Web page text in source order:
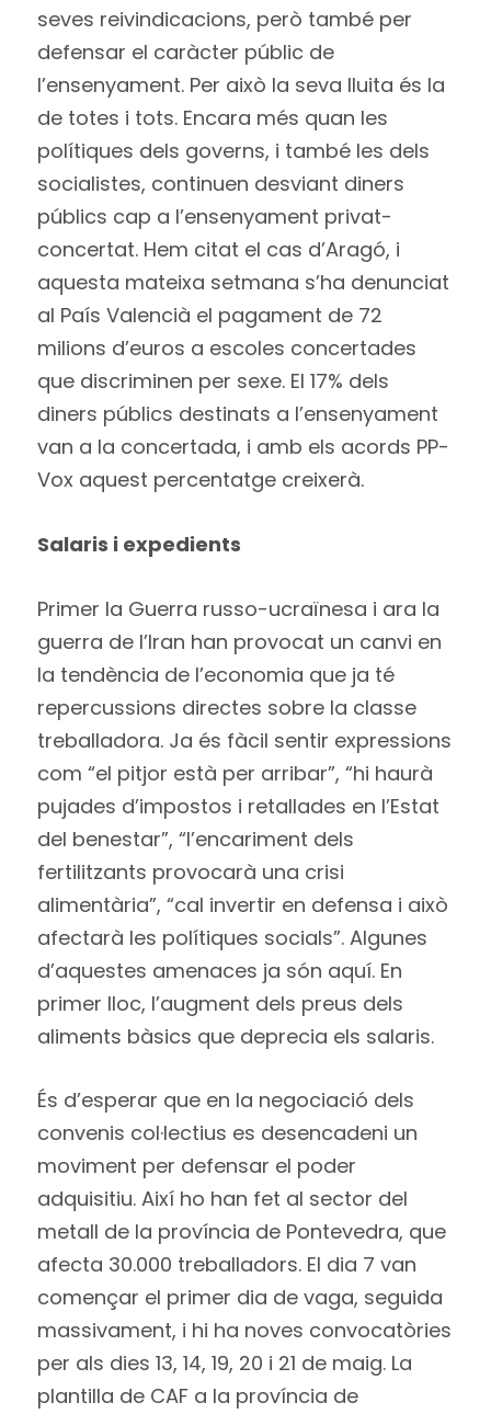
seves reivindicacions, però també per
defensar el caràcter públic de
l’ensenyament. Per això la seva lluita és la
de totes i tots. Encara més quan les
polítiques dels governs, i també les dels
socialistes, continuen desviant diners
públics cap a l’ensenyament privat-
concertat. Hem citat el cas d’Aragó, i
aquesta mateixa setmana s’ha denunciat
al País Valencià el pagament de 72
milions d’euros a escoles concertades
que discriminen per sexe. El 17% dels
diners públics destinats a l’ensenyament
van a la concertada, i amb els acords PP-
Vox aquest percentatge creixerà.
Salaris i expedients
Primer la Guerra russo-ucraïnesa i ara la
guerra de l’Iran han provocat un canvi en
la tendència de l’economia que ja té
repercussions directes sobre la classe
treballadora. Ja és fàcil sentir expressions
com “el pitjor està per arribar”, “hi haurà
pujades d’impostos i retallades en l’Estat
del benestar”, “l’encariment dels
fertilitzants provocarà una crisi
alimentària”, “cal invertir en defensa i això
afectarà les polítiques socials”. Algunes
d’aquestes amenaces ja són aquí. En
primer lloc, l’augment dels preus dels
aliments bàsics que deprecia els salaris.
És d’esperar que en la negociació dels
convenis col·lectius es desencadeni un
moviment per defensar el poder
adquisitiu. Així ho han fet al sector del
metall de la província de Pontevedra, que
afecta 30.000 treballadors. El dia 7 van
començar el primer dia de vaga, seguida
massivament, i hi ha noves convocatòries
per als dies 13, 14, 19, 20 i 21 de maig. La
plantilla de CAF a la província de